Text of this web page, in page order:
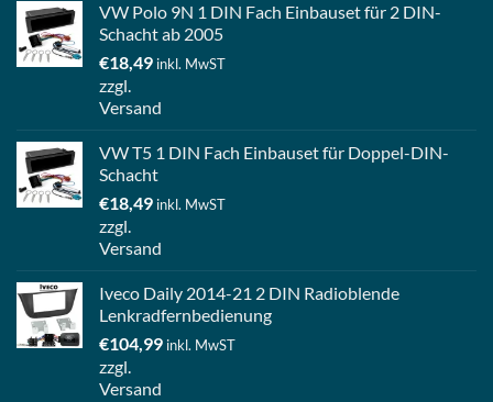
VW Polo 9N 1 DIN Fach Einbauset für 2 DIN-
Schacht ab 2005
€18,49 inkl. MwST
zzgl.
Versand
VW T5 1 DIN Fach Einbauset für Doppel-DIN-
Schacht
€18,49 inkl. MwST
zzgl.
Versand
Iveco Daily 2014-21 2 DIN Radioblende
Lenkradfernbedienung
€104,99 inkl. MwST
zzgl.
Versand